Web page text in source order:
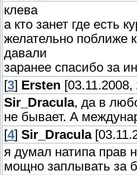
клева
а кто занет где есть
желательно поближе
давали
заранее спасибо за
[3] Ersten [03.11.2008,
Sir_Dracula, да в
не бывает. А
[4] Sir_Dracula
я думал натипа прав
мощно заплывать за